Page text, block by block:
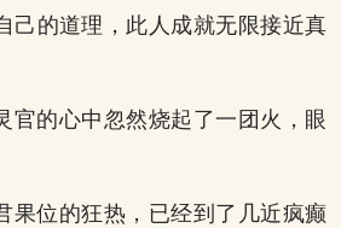
己的道理，此人成就无限接近真
官的心中忽然烧起了一团火，眼
果位的狂热，已经到了几近疯癫